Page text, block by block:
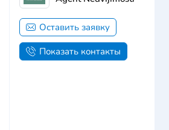
Оставить заявку
Показать контакты